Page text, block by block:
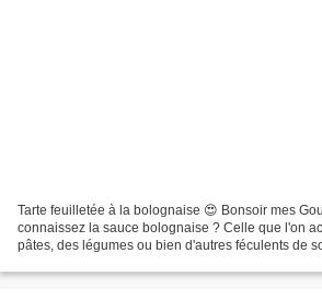
Tarte feuilletée à la bolognaise 😍 Bonsoir mes
connaissez la sauce bolognaise ? Celle que l'on
pâtes, des légumes ou bien d'autres féculents de